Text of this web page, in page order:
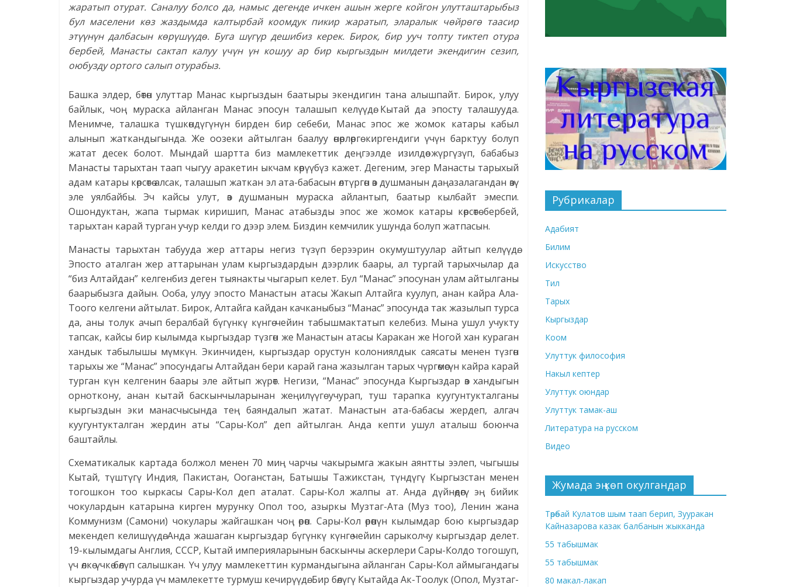
жаратып отурат. Саналуу болсо да, намыс дегенде ичкен ашын жерге койгон улутташтарыбыз
бул маселени көз жаздымда калтырбай коомдук пикир жаратып, эларалык чөйрөгө таасир
этүүнүн далбасын көрүшүүдө. Буга шүгүр дешибиз керек. Бирок, бир ууч топту тиктеп отура
бербей, Манасты сактап калуу үчүн үн кошуу ар бир кыргыздын милдети экендигин сезип,
оюбузду ортого салып отурабыз.
Башка элдер, бөтөн улуттар Манас кыргыздын баатыры экендигин тана алышпайт. Бирок, улуу
байлык, чоң мураска айланган Манас эпосун талашып келүүдө. Кытай да эпосту талашууда.
Менимче, талашка түшкөндүгүнүн бирден бир себеби, Манас эпос же жомок катары кабыл
алынып жаткандыгында. Же оозеки айтылган баалуу өнөрлөргө киргендиги үчүн барктуу болуп
жатат десек болот. Мындай шартта биз мамлекеттик деңгээлде изилдөө жүргүзүп, бабабыз
Манасты тарыхтан таап чыгуу аракетин ыкчам көрүүбүз кажет. Дегеним, эгер Манасты тарыхый
адам катары көрсөтө алсак, талашып жаткан эл ата-бабасын өлтүргөн өз душманын даңазалагандан өзү
эле уялбайбы. Эч кайсы улут, өз душманын мураска айлантып, баатыр кылбайт эмеспи.
Ошондуктан, жапа тырмак киришип, Манас атабызды эпос же жомок катары көрсөтө бербей,
тарыхтан карай турган учур келди го дээр элем. Биздин кемчилик ушунда болуп жатпасын.
Манасты тарыхтан табууда жер аттары негиз түзүп берээрин окумуштуулар айтып келүүдө.
Эпосто аталган жер аттарынан улам кыргыздардын дээрлик баары, ал тургай тарыхчылар да
“биз Алтайдан” келгенбиз деген тыянакты чыгарып келет. Бул “Манас” эпосунан улам айтылганы
баарыбызга дайын. Ооба, улуу эпосто Манастын атасы Жакып Алтайга куулуп, анан кайра Ала-
Тоого келгени айтылат. Бирок, Алтайга кайдан качканыбыз “Манас” эпосунда так жазылып турса
да, аны толук ачып бералбай бүгүнкү күнгө чейин табышмактатып келебиз. Мына ушул учукту
тапсак, кайсы бир кылымда кыргыздар түзгөн же Манастын атасы Каракан же Ногой хан кураган
хандык табылышы мүмкүн. Экинчиден, кыргыздар орустун колониялдык саясаты менен түзгөн
тарыхы же “Манас” эпосундагы Алтайдан бери карай гана жазылган тарых чүргөмөсүн кайра карай
турган күн келгенин баары эле айтып жүрөт. Негизи, “Манас” эпосунда Кыргыздар өз хандыгын
орноткону, анан кытай баскынчыларынан жеңилүүгө учурап, туш тарапка куугунтукталганы
кыргыздын эки манасчысында тең баяндалып жатат. Манастын ата-бабасы жердеп, алгач
куугунтукталган жердин аты “Сары-Кол” деп айтылган. Анда кепти ушул аталыш боюнча
баштайлы.
Схематикалык картада болжол менен 70 миң чарчы чакырымга жакын аянтты ээлеп, чыгышы
Кытай, түштүгү Индия, Пакистан, Ооганстан, Батышы Тажикстан, түндүгү Кыргызстан менен
тогошкон тоо кыркасы Сары-Кол деп аталат. Сары-Кол жалпы ат. Анда дүйнөдөгү эң бийик
чокулардын катарына кирген мурунку Опол тоо, азыркы Музтаг-Ата (Муз тоо), Ленин жана
Коммунизм (Самони) чокулары жайгашкан чоң өрөөн. Сары-Кол өрөөнүн кылымдар бою кыргыздар
мекендеп келишүүдө. Анда жашаган кыргыздар бүгүнкү күнгө чейин сарыколчу кыргыздар делет.
19-кылымдагы Англия, СССР, Кытай империяларынын баскынчы аскерлери Сары-Колдо тогошуп,
үч өлкө үчкө бөлүп салышкан. Үч улуу мамлекеттин курмандыгына айланган Сары-Кол аймыгандагы
кыргыздар учурда үч мамлекетте турмуш кечирүүдө. Бир бөлүгү Кытайда Ак-Тоолук (Опол, Музтаг-
Рубрикалар
Адабият
Билим
Искусство
Тил
Тарых
Кыргыздар
Коом
Улуттук философия
Накыл кептер
Улуттук оюндар
Улуттук тамак-аш
Литература на русском
Видео
Жумада эң көп окулгандар
Төрөбай Кулатов шым таап берип, Зууракан
Кайназарова казак балбанын жыкканда
55 табышмак
55 табышмак
80 макал-лакап